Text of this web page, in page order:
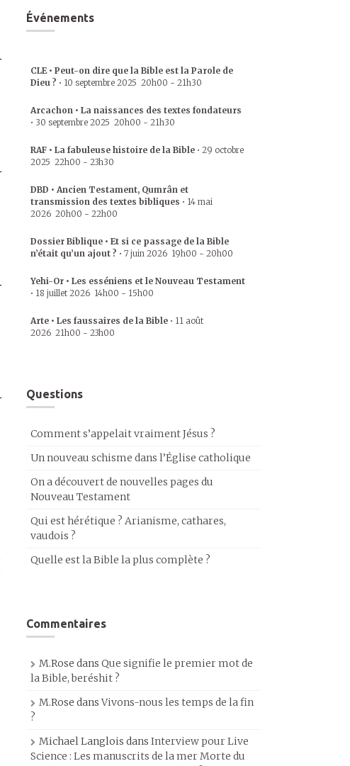
Événements
CLE • Peut-on dire que la Bible est la Parole de
Dieu ? • 10 septembre 2025 20h00 - 21h30
Arcachon • La naissances des textes fondateurs
• 30 septembre 2025 20h00 - 21h30
RAF • La fabuleuse histoire de la Bible • 29 octobre
2025 22h00 - 23h30
DBD • Ancien Testament, Qumrân et
transmission des textes bibliques • 14 mai
2026 20h00 - 22h00
Dossier Biblique • Et si ce passage de la Bible
n’était qu’un ajout ? • 7 juin 2026 19h00 - 20h00
Yehi-Or • Les esséniens et le Nouveau Testament
• 18 juillet 2026 14h00 - 15h00
Arte • Les faussaires de la Bible • 11 août
2026 21h00 - 23h00
Questions
Comment s’appelait vraiment Jésus ?
Un nouveau schisme dans l’Église catholique
On a découvert de nouvelles pages du
Nouveau Testament
Qui est hérétique ? Arianisme, cathares,
vaudois ?
Quelle est la Bible la plus complète ?
Commentaires
M.Rose dans Que signifie le premier mot de
la Bible, beréshit ?
M.Rose dansVivons-nous les temps de la fin
?
Michael Langlois dans Interview pour Live
Science : Les manuscrits de la mer Morte du